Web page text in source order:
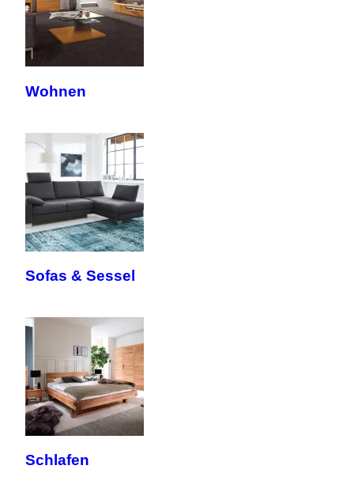
Wohnen
Sofas & Sessel
Schlafen